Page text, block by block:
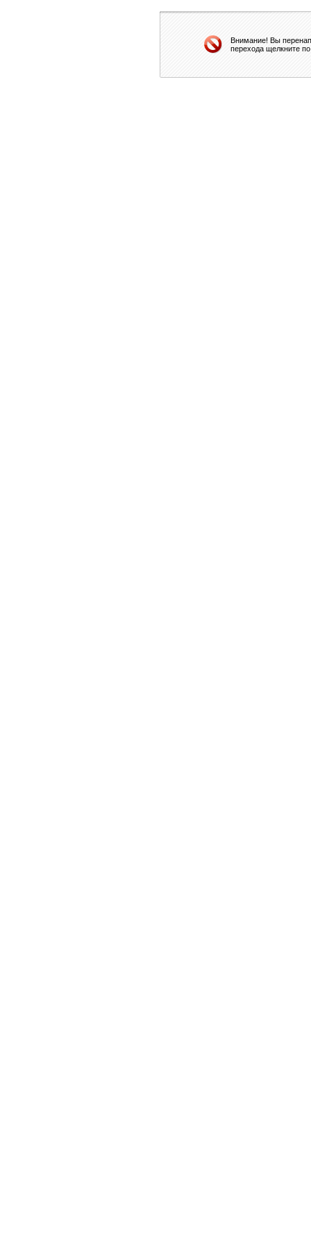
Внимание! Вы
перехода щелкните